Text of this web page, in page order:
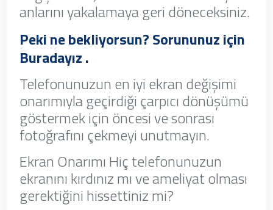
anlarını yakalamaya geri döneceksiniz.
Peki ne bekliyorsun? Sorununuz için
Buradayız .
Telefonunuzun en iyi ekran değişimi
onarımıyla geçirdiği çarpıcı dönüşümü
göstermek için öncesi ve sonrası
fotoğrafını çekmeyi unutmayın.
Ekran Onarımı Hiç telefonunuzun
ekranını kırdınız mı ve ameliyat olması
gerektiğini hissettiniz mi?